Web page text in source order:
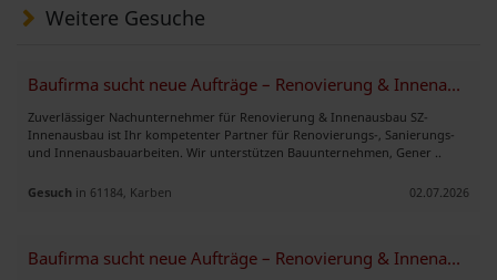
Weitere Gesuche
Baufirma sucht neue Aufträge – Renovierung & Innenausbau
Zuverlässiger Nachunternehmer für Renovierung & Innenausbau SZ-
Innenausbau ist Ihr kompetenter Partner für Renovierungs-, Sanierungs-
und Innenausbauarbeiten. Wir unterstützen Bauunternehmen, Gener ..
Gesuch in 61184, Karben 02.07.2026
Baufirma sucht neue Aufträge – Renovierung & Innenausbau